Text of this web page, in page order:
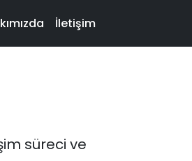
İletişim
süreci ve